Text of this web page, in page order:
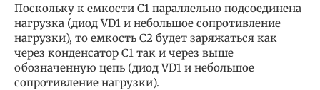
Поскольку к емкости С1 параллельно подсоединена
нагрузка (диод VD1 и небольшое сопротивление
нагрузки), то емкость С2 будет заряжаться как
через конденсатор С1 так и через выше
обозначенную цепь (диод VD1 и небольшое
сопротивление нагрузки).